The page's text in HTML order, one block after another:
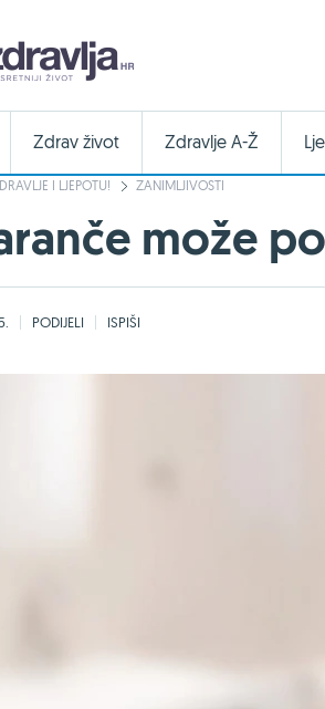
Zdrav život Zdravlje A-Ž
I LJEPOTU! ZANIMLJIVOSTI
može
PODIJELI ISPIŠI